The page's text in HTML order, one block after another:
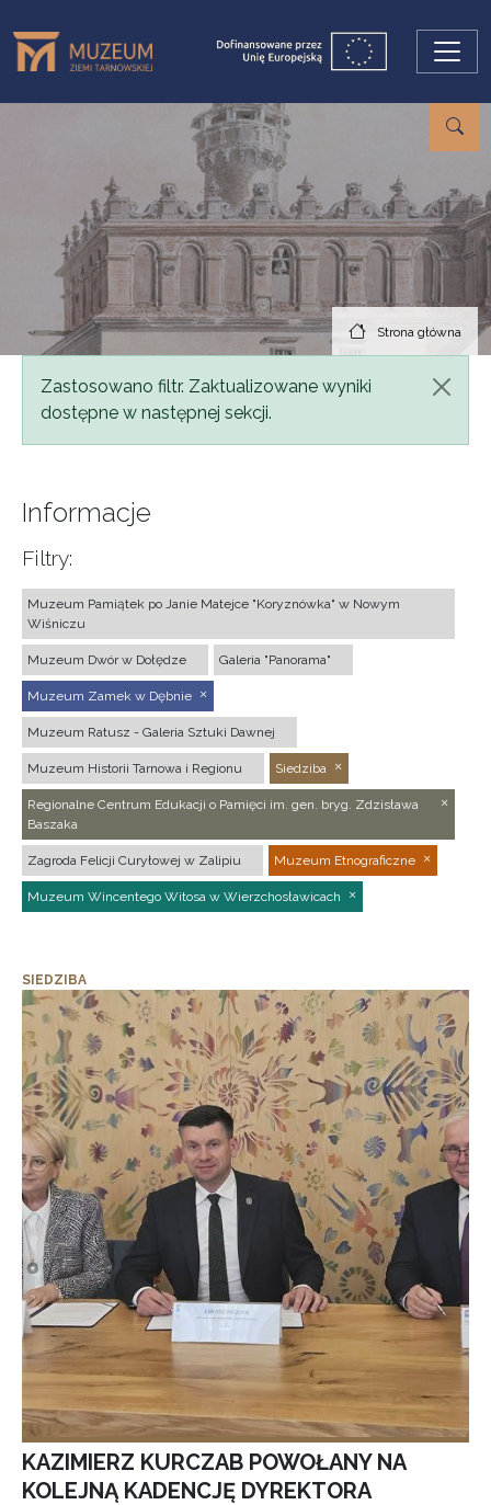
Strona główna
Komunikat
Zastosowano filtr. Zaktualizowane wyniki
dostępne w następnej sekcji.
Informacje
Filtry:
Muzeum Pamiątek po Janie Matejce "Koryznówka" w Nowym
Wiśniczu
Muzeum Dwór w Dołędze Galeria "Panorama"
Muzeum Zamek w Dębnie
Muzeum Ratusz - Galeria Sztuki Dawnej
Muzeum Historii Tarnowa i Regionu Siedziba
Regionalne Centrum Edukacji o Pamięci im. gen. bryg. Zdzisława
Baszaka
Zagroda Felicji Curyłowej w Zalipiu Muzeum Etnograficzne
Muzeum Wincentego Witosa w Wierzchosławicach
SIEDZIBA
KAZIMIERZ KURCZAB POWOŁANY NA
KOLEJNĄ KADENCJĘ DYREKTORA